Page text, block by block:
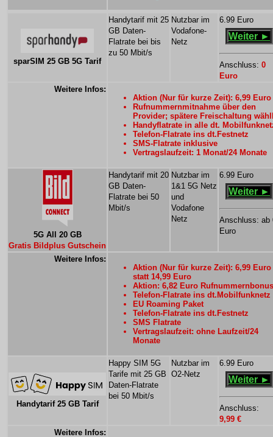
sparSIM 25 GB 5G Tarif
Handytarif mit 25
GB Daten-
Flatrate bei bis
zu 50 Mbit/s
Nutzbar im
Vodafone-
Netz
6.99 Euro
Weiter ►
Anschluss: 0
Euro
Weitere Infos:
Aktion (Nur für kurze Zeit): 6,99 Euro
Rufnummernmitnahme über den
Provider; spätere Freischaltung
Handyflatrate in alle dt.
Telefon-Flatrate ins dt.Festnetz
SMS-Flatrate inklusive
Vertragslaufzeit: 1 Monat/24 Monate
5G All 20 GB
Gratis Bildplus Gutschein
Handytarif mit 20
GB Daten-
Flatrate bei 50
Mbit/s
Nutzbar im
1&1 5G Netz
und
Vodafone
Netz
6.99 Euro
Weiter ►
Anschluss: ab
Euro
Weitere Infos:
Aktion (Nur für kurze Zeit): 6,99 Euro
statt 14,99 Euro
Aktion: 6,82 Euro Rufnummernbonus
Telefon-Flatrate ins dt.Mobilfunknetz
EU Roaming Paket
Telefon-Flatrate ins dt.Festnetz
SMS Flatrate
Vertragslaufzeit: ohne Laufzeit/24
Monate
Handytarif 25 GB Tarif
Happy SIM 5G
Tarife mit 25 GB
Daten-Flatrate
bei 50 Mbit/s
Nutzbar im
O2-Netz
6.99 Euro
Weiter ►
Anschluss:
9,99 €
Weitere Infos: